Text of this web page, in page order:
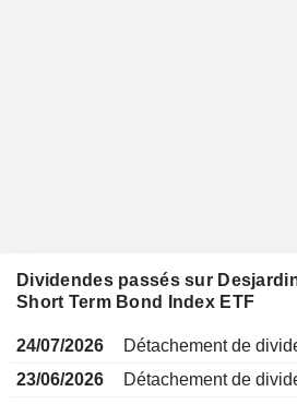
Dividendes passés sur
Short Term Bond Index ETF
24/07/2026
Détachement de
23/06/2026
Détachement de